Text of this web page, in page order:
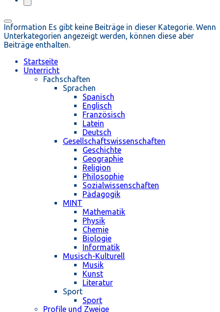
Information Es gibt keine Beiträge in dieser Kategorie. Wenn
Unterkategorien angezeigt werden, können diese aber
Beiträge enthalten.
Startseite
Unterricht
Fachschaften
Sprachen
Spanisch
Englisch
Französisch
Latein
Deutsch
Gesellschaftswissenschaften
Geschichte
Geographie
Religion
Philosophie
Sozialwissenschaften
Pädagogik
MINT
Mathematik
Physik
Chemie
Biologie
Informatik
Musisch-Kulturell
Musik
Kunst
Literatur
Sport
Sport
Profile und Zweige